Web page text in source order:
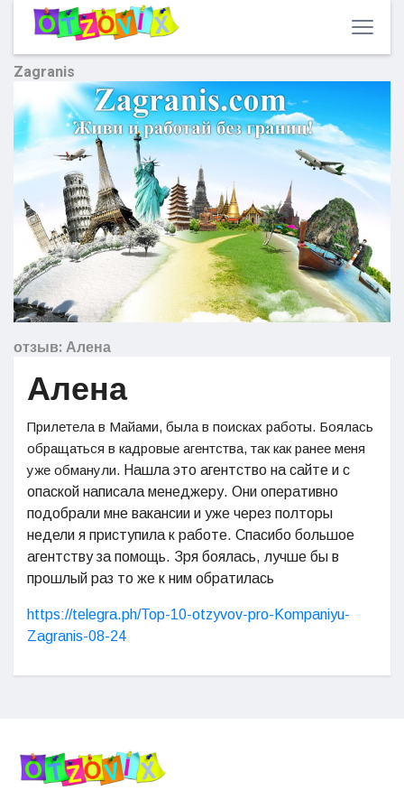
Zagranis
отзыв: Алена
Алена
Прилетела в Майами, была в поисках работы. Боялась
обращаться в кадровые агентства, так как ранее меня
уже обманули. Нашла это агентство на сайте и с
опаской написала менеджеру. Они оперативно
подобрали мне вакансии и уже через полторы
недели я приступила к работе. Спасибо большое
агентству за помощь. Зря боялась, лучше бы в
прошлый раз то же к ним обратилась
https://telegra.ph/Top-10-otzyvov-pro-Kompaniyu-
Zagranis-08-24